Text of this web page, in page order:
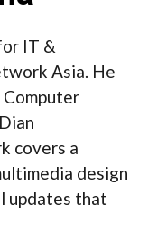
IT &
Asia. He
covers a
design
updates that